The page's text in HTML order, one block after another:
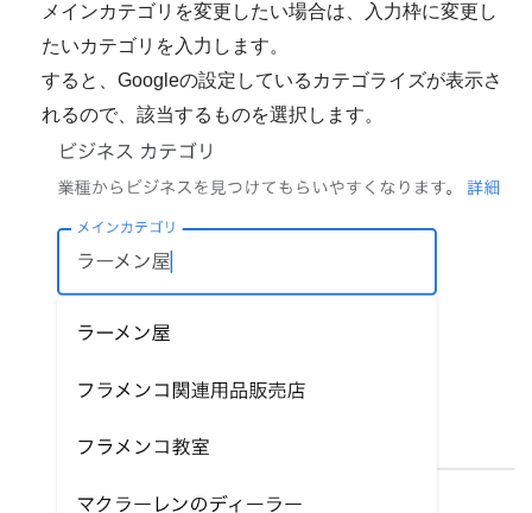
メインカテゴリを変更したい場合は、入力枠に変更し
たいカテゴリを入力します。
すると、Googleの設定しているカテゴライズが表示さ
れるので、該当するものを選択します。